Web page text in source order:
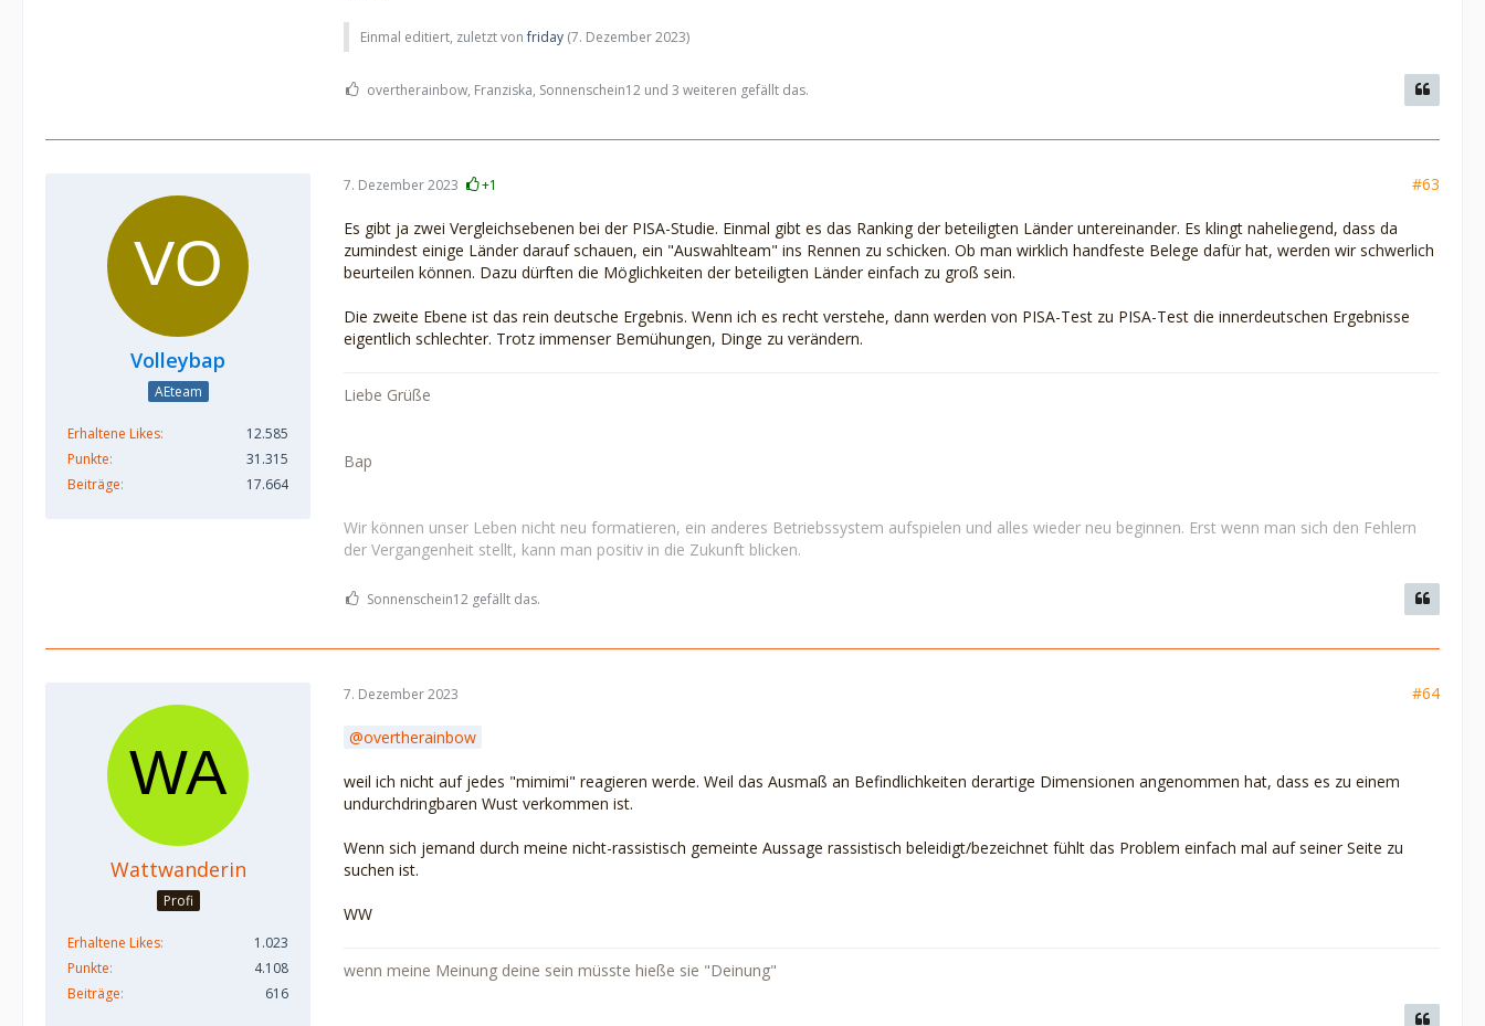
Einmal editiert, zuletzt vonfriday (7. Dezember 2023)
overtherainbow, Franziska, Sonnenschein12 und 3 weiteren gefällt das.
Volleybap
AEteam
Erhaltene Likes
12.585
Punkte
31.315
Beiträge
17.664
7. Dezember 2023 +1 #63
Es gibt ja zwei Vergleichsebenen bei der PISA-Studie. Einmal gibt es das Ranking der beteiligten Länder untereinander. Es klingt naheliegend, dass da
zumindest einige Länder darauf schauen, ein "Auswahlteam" ins Rennen zu schicken. Ob man wirklich handfeste Belege dafür hat, werden wir schwerlich
beurteilen können. Dazu dürften die Möglichkeiten der beteiligten Länder einfach zu groß sein.
Die zweite Ebene ist das rein deutsche Ergebnis. Wenn ich es recht verstehe, dann werden von PISA-Test zu PISA-Test die innerdeutschen Ergebnisse
eigentlich schlechter. Trotz immenser Bemühungen, Dinge zu verändern.
Liebe Grüße
Bap
Wir können unser Leben nicht neu formatieren, ein anderes Betriebssystem aufspielen und alles wieder neu beginnen. Erst wenn man sich den Fehlern
der Vergangenheit stellt, kann man positiv in die Zukunft blicken.
Sonnenschein12 gefällt das.
Wattwanderin
Profi
Erhaltene Likes
1.023
Punkte
4.108
Beiträge
616
7. Dezember 2023 #64
overtherainbow
weil ich nicht auf jedes "mimimi" reagieren werde. Weil das Ausmaß an Befindlichkeiten derartige Dimensionen angenommen hat, dass es zu einem
undurchdringbaren Wust verkommen ist.
Wenn sich jemand durch meine nicht-rassistisch gemeinte Aussage rassistisch beleidigt/bezeichnet fühlt das Problem einfach mal auf seiner Seite zu
suchen ist.
WW
wenn meine Meinung deine sein müsste hieße sie "Deinung"